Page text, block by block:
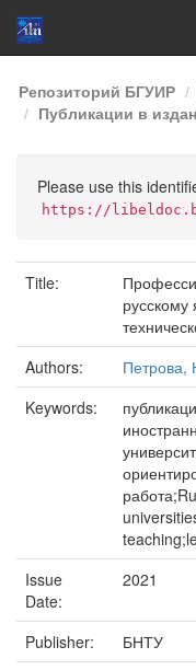
Skip
navigation
Репозиторий БГУИР
Публикации в
Please use this
https://
Title:
русскому
Authors:
Петрова,
Keywords:
Issue
Date:
2021
Publisher:
БНТУ